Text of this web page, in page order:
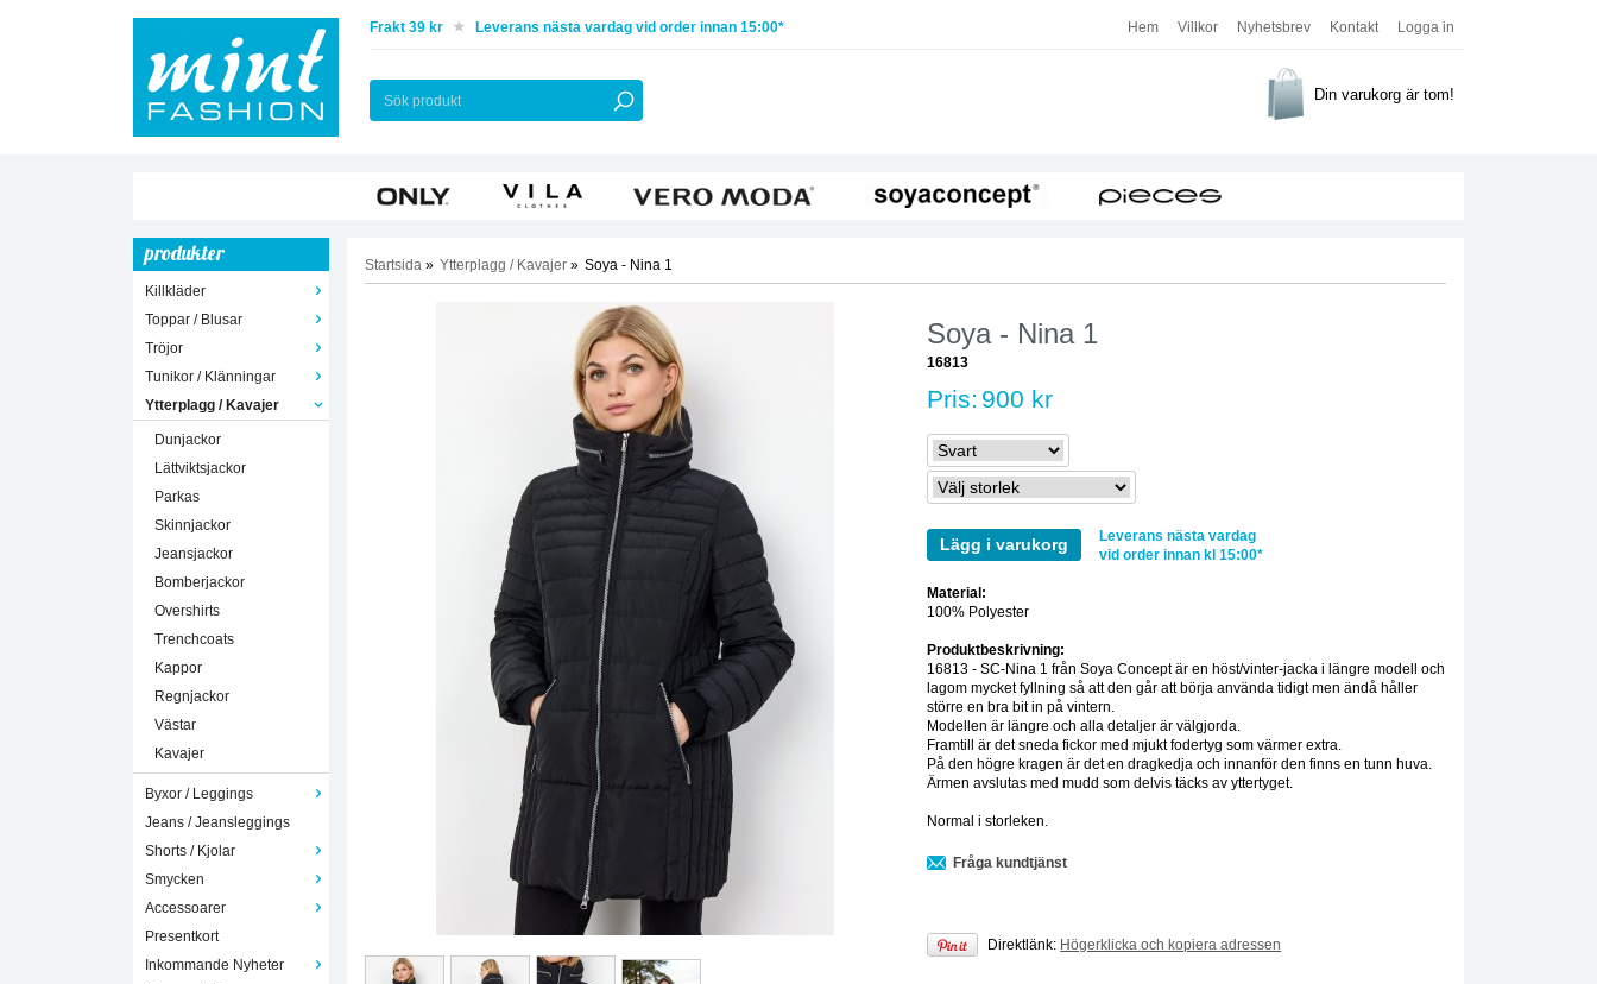
Hem Villkor Nyhetsbrev Kontakt Logga in
Frakt 39 kr Leverans nästa vardag vid order innan 15:00*
Din varukorg är tom!
produkter
Killkläder
Toppar / Blusar
Tröjor
Tunikor / Klänningar
Ytterplagg / Kavajer
Dunjackor
Lättviktsjackor
Parkas
Skinnjackor
Jeansjackor
Bomberjackor
Overshirts
Trenchcoats
Kappor
Regnjackor
Västar
Kavajer
Byxor / Leggings
Jeans / Jeansleggings
Shorts / Kjolar
Smycken
Accessoarer
Presentkort
Inkommande Nyheter
Startsida » Ytterplagg / Kavajer » Soya - Nina 1
Soya - Nina 1
16813
Pris: 900 kr
Lägg i varukorg
Leverans nästa vardag
vid order innan kl 15:00*
Material:
100% Polyester
Produktbeskrivning:
16813 - SC-Nina 1 från Soya Concept är en höst/vinter-jacka i längre modell och
lagom mycket fyllning så att den går att börja använda tidigt men ändå håller
större en bra bit in på vintern.
Modellen är längre och alla detaljer är välgjorda.
Framtill är det sneda fickor med mjukt fodertyg som värmer extra.
På den högre kragen är det en dragkedja och innanför den finns en tunn huva.
Ärmen avslutas med mudd som delvis täcks av yttertyget.
Normal i storleken.
Fråga kundtjänst
Direktlänk: Högerklicka och kopiera adressen